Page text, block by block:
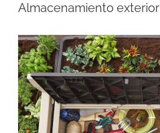
Almacenamiento exterior